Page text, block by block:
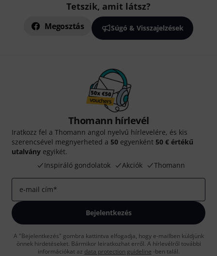
Tetszik, amit látsz?
Megosztás Súgó & Visszajelzések
Thomann hírlevél
Iratkozz fel a Thomann angol nyelvű hírlevelére, és kis
szerencsével megnyerheted a 50 egyenként 50 € értékű
utalvány egyikét.
Inspiráló gondolatok
Akciók Thomann
e-mail cím*
Bejelentkezés
A "Bejelentkezés" gombra kattintva elfogadja, hogy e-mailben küldjünk
önnek hirdetéseket. Bármikor leiratkozhat erről. A hírlevélről további
információkat az data protection guideline -ben talál.